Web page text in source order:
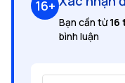
16+
Bạn cần từ16
bình luận